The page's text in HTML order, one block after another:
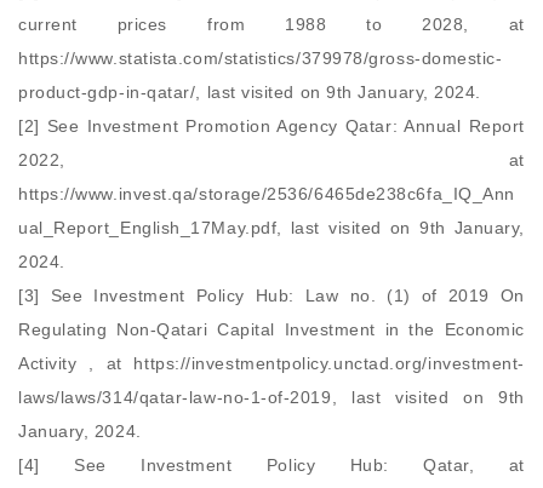
current prices from 1988 to 2028, at
https://www.statista.com/statistics/379978/gross-domestic-
product-gdp-in-qatar/, last visited on 9th January, 2024.
[2] See Investment Promotion Agency Qatar: Annual Report
2022, at
https://www.invest.qa/storage/2536/6465de238c6fa_IQ_Ann
ual_Report_English_17May.pdf, last visited on 9th January,
2024.
[3] See Investment Policy Hub: Law no. (1) of 2019 On
Regulating Non-Qatari Capital Investment in the Economic
Activity , at https://investmentpolicy.unctad.org/investment-
laws/laws/314/qatar-law-no-1-of-2019, last visited on 9th
January, 2024.
[4] See Investment Policy Hub: Qatar, at